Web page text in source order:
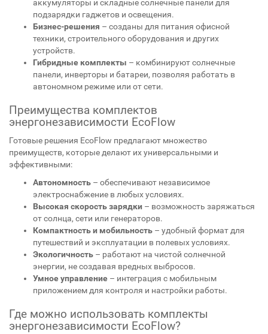
аккумуляторы и складные солнечные панели для
подзарядки гаджетов и освещения.
Бизнес-решения – созданы для питания офисной
техники, строительного оборудования и других
устройств.
Гибридные комплекты – комбинируют солнечные
панели, инверторы и батареи, позволяя работать в
автономном режиме или от сети.
Преимущества комплектов
энергонезависимости EcoFlow
Готовые решения EcoFlow предлагают множество
преимуществ, которые делают их универсальными и
эффективными:
Автономность – обеспечивают независимое
электроснабжение в любых условиях.
Высокая скорость зарядки – возможность заряжаться
от солнца, сети или генераторов.
Компактность и мобильность – удобный формат для
путешествий и эксплуатации в полевых условиях.
Экологичность – работают на чистой солнечной
энергии, не создавая вредных выбросов.
Умное управление – интеграция с мобильным
приложением для контроля и настройки работы.
Где можно использовать комплекты
энергонезависимости EcoFlow?